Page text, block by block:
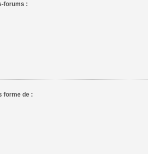
forums :
forme de :